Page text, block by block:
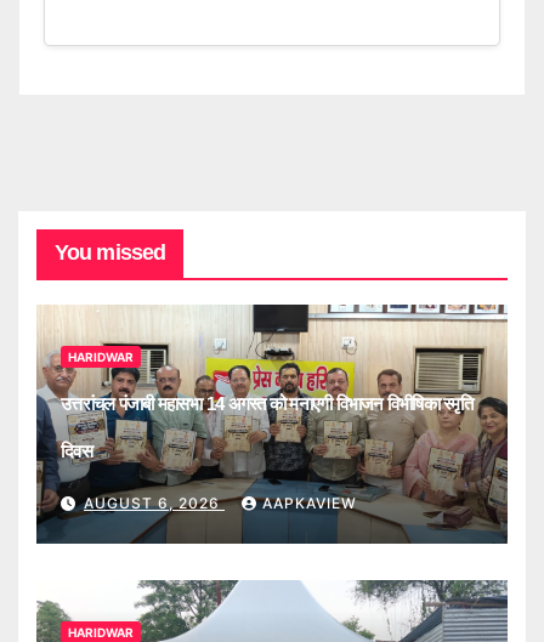
You missed
HARIDWAR
उत्तरांचल पंजाबी महासभा 14 अगस्त को मनाएगी विभाजन विभीषिका स्मृति
दिवस
AUGUST 6, 2026 AAPKAVIEW
HARIDWAR